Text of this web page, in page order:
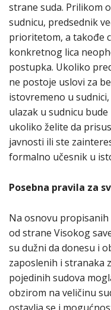
strane suda. Prilikom
sudnicu, predsednik
prioritetom, a takođe
konkretnog lica
postupka. Ukoliko
ne postoje uslovi za
istovremeno u
ulazak u sudnicu
ukoliko želite da
javnosti ili ste
formalno učesnik u
Posebna pravila za
Na osnovu
od strane Visokog
su dužni da donesu i
zaposlenih i stranaka
pojedinih sudova
obzirom na veličinu